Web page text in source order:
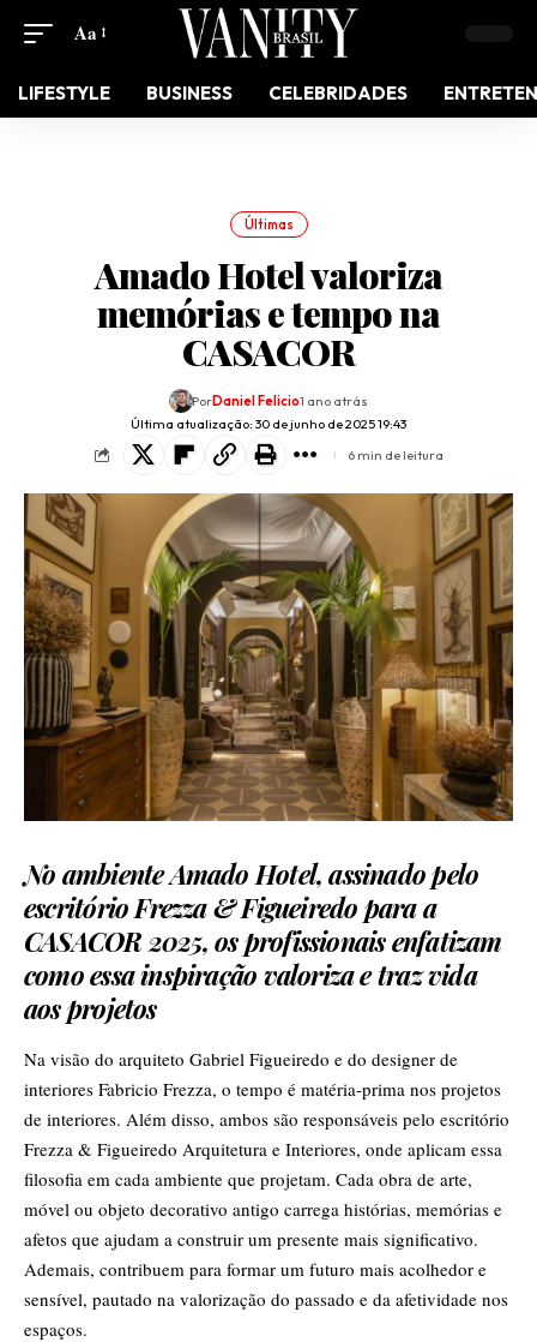
Aa
LIFESTYLE BUSINESS CELEBRIDADES
Últimas
Amado Hotel valoriza
memórias e tempo na
CASACOR
Última atualização: 30 de junho de 2025 19:43
PorDaniel Felicio1 ano atrás
6 min de leitura
No ambiente Amado Hotel, assinado pelo
escritório Frezza & Figueiredo para a
CASACOR 2025, os profissionais enfatizam
como essa inspiração valoriza e traz vida
aos projetos
Na visão do arquiteto Gabriel Figueiredo e do designer de
interiores Fabricio Frezza, o tempo é matéria-prima nos projetos
de interiores. Além disso, ambos são responsáveis pelo escritório
Frezza & Figueiredo Arquitetura e Interiores, onde aplicam essa
filosofia em cada ambiente que projetam. Cada obra de arte,
móvel ou objeto decorativo antigo carrega histórias, memórias e
afetos que ajudam a construir um presente mais significativo.
Ademais, contribuem para formar um futuro mais acolhedor e
sensível, pautado na valorização do passado e da afetividade nos
espaços.